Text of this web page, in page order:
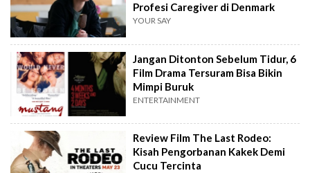
Profesi Caregiver di Denmark
YOUR SAY
Jangan Ditonton Sebelum Tidur, 6
Film Drama Tersuram Bisa Bikin
Mimpi Buruk
ENTERTAINMENT
Review Film The Last Rodeo:
Kisah Pengorbanan Kakek Demi
Cucu Tercinta